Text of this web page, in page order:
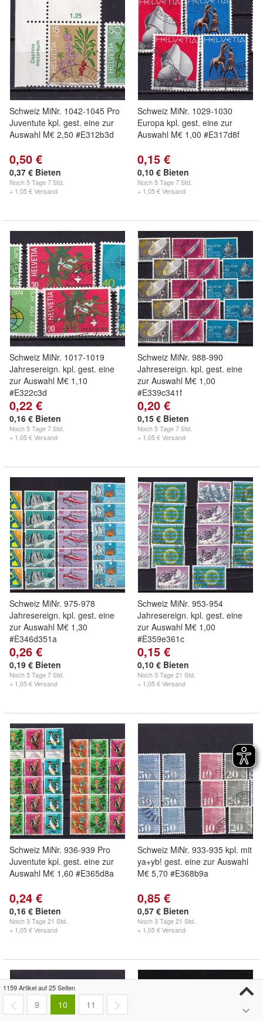
Schweiz MiNr. 1042-1045 Pro
Juventute kpl. gest. eine zur
Auswahl M€ 2,50 #E312b3d
0,50 €
0,37 € Bieten
Noch5 Tage 7 Std.
+ 1,05 € Versand
Schweiz MiNr. 1029-1030
Europa kpl. gest. eine zur
Auswahl M€ 1,00 #E317d8f
0,15 €
0,10 € Bieten
Noch5 Tage 7 Std.
+ 1,05 € Versand
Schweiz MiNr. 1017-1019
Jahresereign. kpl. gest. eine
zur Auswahl M€ 1,10
#E322c3d
0,22 €
0,16 € Bieten
Noch5 Tage 7 Std.
+ 1,05 € Versand
Schweiz MiNr. 988-990
Jahresereign. kpl. gest. eine
zur Auswahl M€ 1,00
#E339c341f
0,20 €
0,15 € Bieten
Noch5 Tage 7 Std.
+ 1,05 € Versand
Schweiz MiNr. 975-978
Jahresereign. kpl. gest. eine
zur Auswahl M€ 1,30
#E346d351a
0,26 €
0,19 € Bieten
Noch5 Tage 7 Std.
+ 1,05 € Versand
Schweiz MiNr. 953-954
Jahresereign. kpl. gest. eine
zur Auswahl M€ 1,00
#E359e361c
0,15 €
0,10 € Bieten
Noch3 Tage 21 Std.
+ 1,05 € Versand
Schweiz MiNr. 936-939 Pro
Juventute kpl. gest. eine zur
Auswahl M€ 1,60 #E365d8a
0,24 €
0,16 € Bieten
Noch3 Tage 21 Std.
+ 1,05 € Versand
Schweiz MiNr. 933-935 kpl. mit
ya+yb! gest. eine zur Auswahl
M€ 5,70 #E368b9a
0,85 €
0,57 € Bieten
Noch3 Tage 21 Std.
+ 1,05 € Versand
1159 Artikel auf 25 Seiten
9 10 11